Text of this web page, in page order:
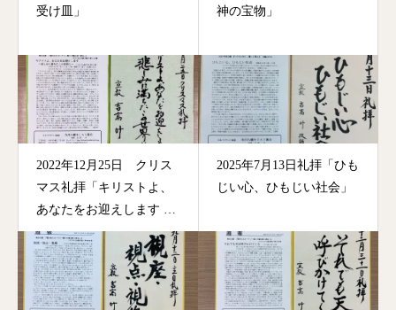
受け皿」
神の宝物」
2022年12月25日 クリス
マス礼拝「キリストよ、
あなたをお迎えします ～
悲しみに満ちたこの世界
に～」
2025年7月13日礼拝「ひも
じい心、ひもじい社会」